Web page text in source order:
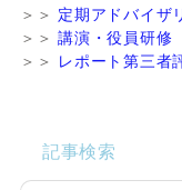
＞＞ 定期アドバイザ
＞＞講演・役員研修
＞＞ レポート第三者
記事検索